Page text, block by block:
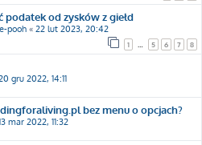
podatek od zysków z giełd
pooh « 22 lut 2023, 20:42
1 5 6 7 8
gru 2022, 14:11
bez menu o opcjach?
mar 2022, 11:32